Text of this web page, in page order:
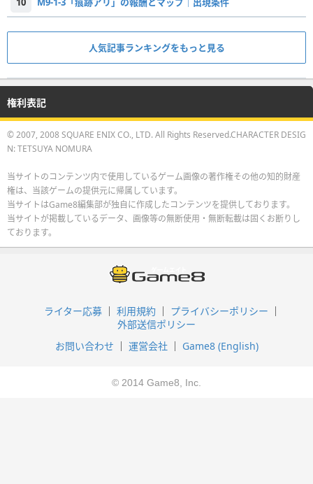
人気記事ランキングをもっと見る
権利表記
© 2007, 2008 SQUARE ENIX CO., LTD. All Rights Reserved.CHARACTER DESIG
N: TETSUYA NOMURA
当サイトのコンテンツ内で使用しているゲーム画像の著作権その他の知的財産
権は、当該ゲームの提供元に帰属しています。
当サイトはGame8編集部が独自に作成したコンテンツを提供しております。
当サイトが掲載しているデータ、画像等の無断使用・無断転載は固くお断りし
ております。
ライター応募 利用規約
プライバシーポリシー
外部送信ポリシー
お問い合わせ
運営会社 Game8 (English)
© 2014 Game8, Inc.